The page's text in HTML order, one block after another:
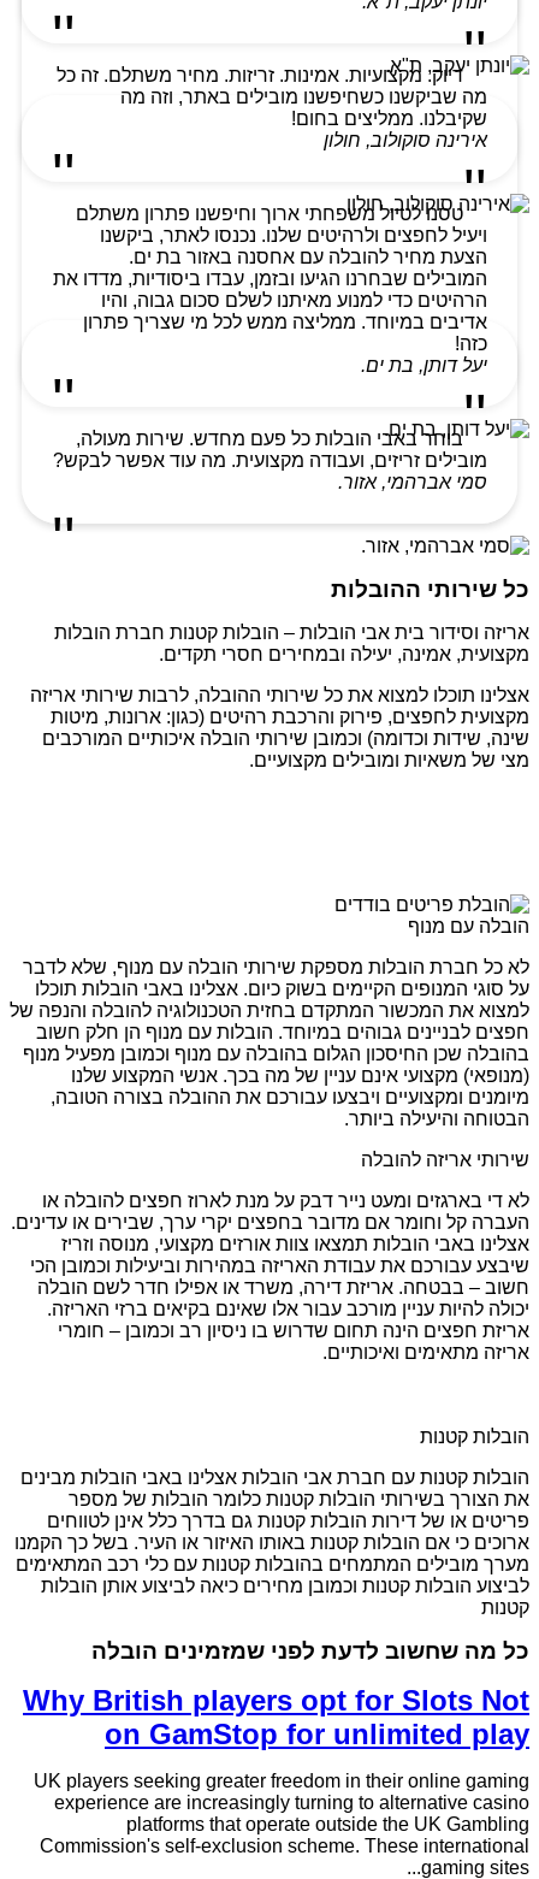
דיוק. מקצועיות. אמינות. זריזות. מחיר משתלם. זה כל
מה שביקשנו כשחיפשנו מובילים באתר, וזה מה
שקיבלנו. ממליצים בחום!
אירינה סוקולוב, חולון
טסנו לטיול משפחתי ארוך וחיפשנו פתרון משתלם
ויעיל לחפצים ולרהיטים שלנו. נכנסו לאתר, ביקשנו
הצעת מחיר להובלה עם אחסנה באזור בת ים.
המובילים שבחרנו הגיעו ובזמן, עבדו ביסודיות, מדדו את
הרהיטים כדי למנוע מאיתנו לשלם סכום גבוה, והיו
אדיבים במיוחד. ממליצה ממש לכל מי שצריך פתרון
כזה!
יעל דותן, בת ים.
בוחר באבי הובלות כל פעם מחדש. שירות מעולה,
מובילים זריזים, ועבודה מקצועית. מה עוד אפשר לבקש?
סמי אברהמי, אזור.
כל שירותי ההובלות
אריזה וסידור בית אבי הובלות – הובלות קטנות חברת הובלות
מקצועית, אמינה, יעילה ובמחירים חסרי תקדים.
אצלינו תוכלו למצוא את כל שירותי ההובלה, לרבות שירותי אריזה
מקצועית לחפצים, פירוק והרכבת רהיטים (כגון: ארונות, מיטות
שינה, שידות וכדומה) וכמובן שירותי הובלה איכותיים המורכבים
מצי של משאיות ומובילים מקצועיים.
הובלה עם מנוף
לא כל חברת הובלות מספקת שירותי הובלה עם מנוף, שלא לדבר
על סוגי המנופים הקיימים בשוק כיום. אצלינו באבי הובלות תוכלו
למצוא את המכשור המתקדם בחזית הטכנולוגיה להובלה והנפה של
חפצים לבניינים גבוהים במיוחד. הובלות עם מנוף הן חלק חשוב
בהובלה שכן החיסכון הגלום בהובלה עם מנוף וכמובן מפעיל מנוף
(מנופאי) מקצועי אינם עניין של מה בכך. אנשי המקצוע שלנו
מיומנים ומקצועיים ויבצעו עבורכם את ההובלה בצורה הטובה,
הבטוחה והיעילה ביותר.
שירותי אריזה להובלה
לא די בארגזים ומעט נייר דבק על מנת לארוז חפצים להובלה או
העברה קל וחומר אם מדובר בחפצים יקרי ערך, שבירים או עדינים.
אצלינו באבי הובלות תמצאו צוות אורזים מקצועי, מנוסה וזריז
שיבצע עבורכם את עבודת האריזה במהירות וביעילות וכמובן הכי
חשוב – בבטחה. אריזת דירה, משרד או אפילו חדר לשם הובלה
יכולה להיות עניין מורכב עבור אלו שאינם בקיאים ברזי האריזה.
אריזת חפצים הינה תחום שדרוש בו ניסיון רב וכמובן – חומרי
אריזה מתאימים ואיכותיים.
הובלות קטנות
הובלות קטנות עם חברת אבי הובלות אצלינו באבי הובלות מבינים
את הצורך בשירותי הובלות קטנות כלומר הובלות של מספר
פריטים או של דירות הובלות קטנות גם בדרך כלל אינן לטווחים
ארוכים כי אם הובלות קטנות באותו האיזור או העיר. בשל כך הקמנו
מערך מובילים המתמחים בהובלות קטנות עם כלי רכב המתאימים
לביצוע הובלות קטנות וכמובן מחירים כיאה לביצוע אותן הובלות
קטנות
כל מה שחשוב לדעת לפני שמזמינים הובלה
Why British players opt for Slots Not
on GamStop for unlimited play
UK players seeking greater freedom in their online gaming
experience are increasingly turning to alternative casino
platforms that operate outside the UK Gambling
Commission's self-exclusion scheme. These international
gaming sites...